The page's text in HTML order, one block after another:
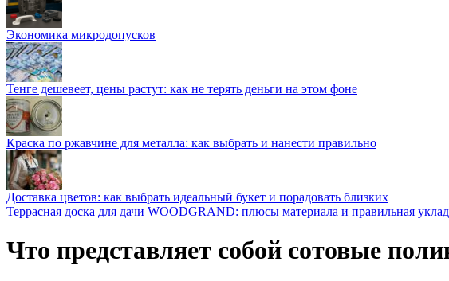
Экономика микродопусков
Тенге дешевеет, цены растут: как не терять деньги на этом фоне
Краска по ржавчине для металла: как выбрать и нанести правильно
Доставка цветов: как выбрать идеальный букет и порадовать близких
Террасная доска для дачи WOODGRAND: плюсы материала и правильная
Что представляет собой сотовые